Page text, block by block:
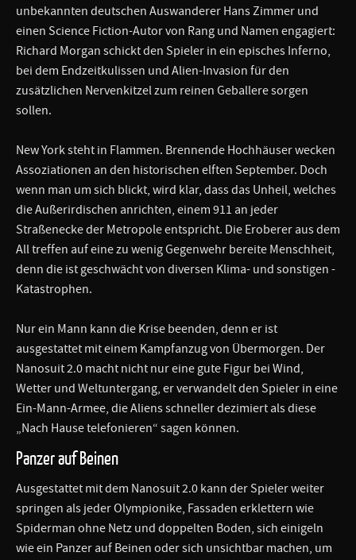
unbekannten deutschen Auswanderer Hans Zimmer und
einen Science Fiction-Autor von Rang und Namen engagiert:
Richard Morgan schickt den Spieler in ein episches Inferno,
bei dem Endzeitkulissen und Alien-Invasion für den
zusätzlichen Nervenkitzel zum reinen Geballere sorgen
sollen.
New York steht in Flammen. Brennende Hochhäuser wecken
Assoziationen an den historischen elften September. Doch
wenn man um sich blickt, wird klar, dass das Unheil, welches
die Außerirdischen anrichten, einem 911 an jeder
Straßenecke der Metropole entspricht. Die Eroberer aus dem
All treffen auf eine zu wenig Gegenwehr bereite Menschheit,
denn die ist geschwächt von diversen Klima- und sonstigen -
Katastrophen.
Nur ein Mann kann die Krise beenden, denn er ist
ausgestattet mit einem Kampfanzug von Übermorgen. Der
Nanosuit 2.0 macht nicht nur eine gute Figur bei Wind,
Wetter und Weltuntergang, er verwandelt den Spieler in eine
Ein-Mann-Armee, die Aliens schneller dezimiert als diese
„Nach Hause telefonieren“ sagen können.
Panzer auf Beinen
Ausgestattet mit dem Nanosuit 2.0 kann der Spieler weiter
springen als jeder Olympionike, Fassaden erklettern wie
Spiderman ohne Netz und doppelten Boden, sich einigeln
wie ein Panzer auf Beinen oder sich unsichtbar machen, um